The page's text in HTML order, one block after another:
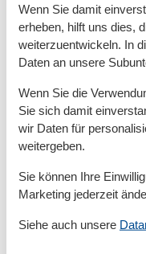
Staubsauger
Ventilator
WLAN
Wäscheständer
Außen
Grill
Kinderspielplatz
Außenanlage
Carport
Wenn Sie damit
erheben, hilft uns dies,
weiterzuentwickeln. In
Daten an unsere
Wenn Sie die
Sie sich damit
wir Daten für
weitergeben.
Sie können Ihre
Marketing jederzeit
Siehe auch unsere